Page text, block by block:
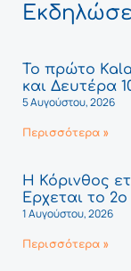
Το πρώτο
και Δευτέρα
5 Αυγούστου, 2026
Περισσότερα »
Η Κόρινθος
Έρχεται το
1 Αυγούστου, 2026
Περισσότερα »